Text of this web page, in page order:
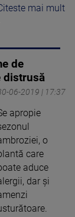
mai mult
de
distrusă
06-2019 | 17:37
apropie
o
care
aduce
dar și